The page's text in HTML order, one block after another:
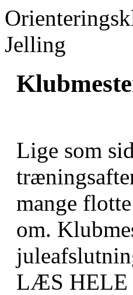
Jelling
Lige som
mange
om.
LÆS HELE